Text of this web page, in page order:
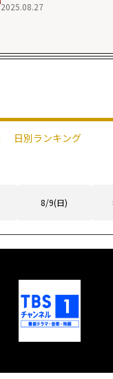
2025.08.27
日別ランキング
8/9(日)